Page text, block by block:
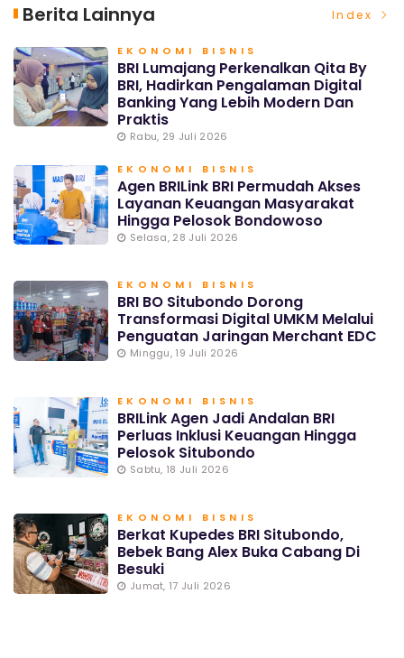
Berita Lainnya Index
EKONOMI BISNIS
BRI Lumajang Perkenalkan Qita By
BRI, Hadirkan Pengalaman Digital
Banking Yang Lebih Modern Dan
Praktis
Rabu, 29 Juli 2026
EKONOMI BISNIS
Agen BRILink BRI Permudah Akses
Layanan Keuangan Masyarakat
Hingga Pelosok Bondowoso
Selasa, 28 Juli 2026
EKONOMI BISNIS
BRI BO Situbondo Dorong
Transformasi Digital UMKM Melalui
Penguatan Jaringan Merchant EDC
Minggu, 19 Juli 2026
EKONOMI BISNIS
BRILink Agen Jadi Andalan BRI
Perluas Inklusi Keuangan Hingga
Pelosok Situbondo
Sabtu, 18 Juli 2026
EKONOMI BISNIS
Berkat Kupedes BRI Situbondo,
Bebek Bang Alex Buka Cabang Di
Besuki
Jumat, 17 Juli 2026